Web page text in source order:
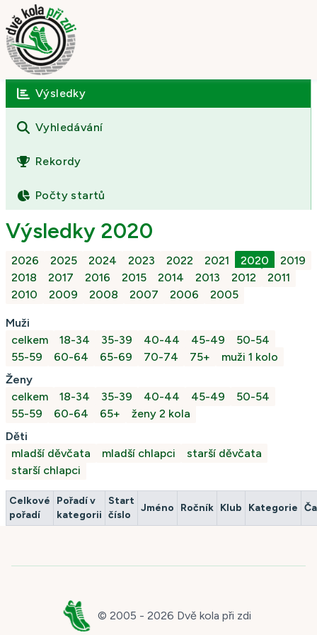
Úvod
O závodě
Výsledky
Fotogalerie
Kontakt
Výsledky
Vyhledávání
Rekordy
Počty startů
Výsledky 2020
2026 2025 2024 2023 2022 2021 2020
2019
2018
2017 2016 2015 2014 2013 2012
2011
2010
2009 2008 2007 2006 2005
Muži
celkem
18-34 35-39 40-44 45-49
50-54
55-59
60-64 65-69 70-74 75+
muži 1 kolo
Ženy
celkem
18-34 35-39 40-44 45-49
50-54
55-59
60-64 65+
ženy 2 kola
Děti
mladší děvčata
mladší chlapci
starší děvčata
starší chlapci
Celkové
pořadí
Pořadí v
kategorii
Start
číslo
Jméno Ročník Klub Kategorie
© 2005 - 2026 Dvě kola při zdi